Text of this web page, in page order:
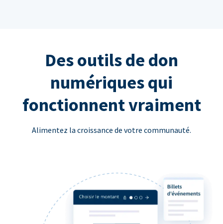
Des outils de don
numériques qui
fonctionnent vraiment
Alimentez la croissance de votre communauté.